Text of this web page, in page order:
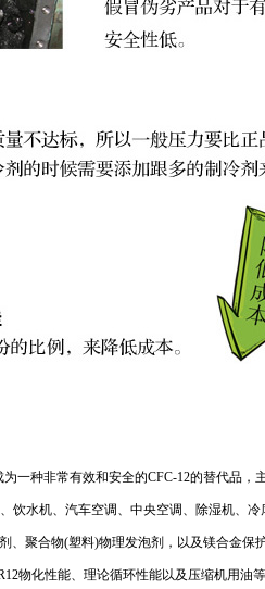
一种非常有效和安全的CFC-12的替代品，
饮水机、汽车空调、中央空调、除湿机、冷
聚合物(塑料)物理发泡剂，以及镁合金保护
物化性能、理论循环性能以及压缩机用油